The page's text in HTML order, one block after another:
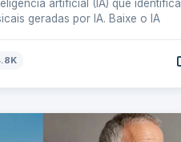
artificial (IA) que identifica
geradas por IA. Baixe o IA